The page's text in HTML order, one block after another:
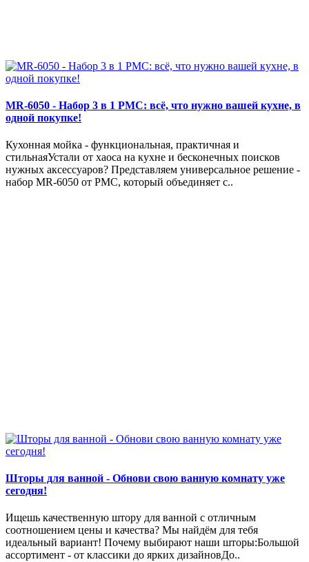
MR-6050 - Набор 3 в 1 РМС: всё, что нужно вашей кухне, в
одной покупке!
Кухонная мойка - функциональная, практичная и
стильнаяУстали от хаоса на кухне и бесконечных поисков
нужных аксессуаров? Представляем универсальное решение -
набор MR-6050 от РМС, который объединяет с..
Шторы для ванной - Обнови свою ванную комнату уже
сегодня!
Ищешь качественную штору для ванной с отличным
соотношением цены и качества? Мы найдём для тебя
идеальный вариант! Почему выбирают наши шторы:Большой
ассортимент - от классики до ярких дизайновДо..